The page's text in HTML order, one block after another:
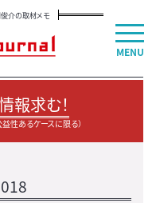
介の取材メモ
報求む！
性あるケースに限る）
MENU